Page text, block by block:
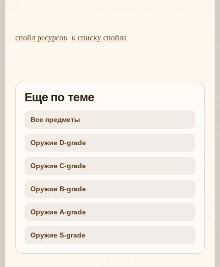
спойл ресурсов к списку спойла
Еще по теме
Все предметы
Оружие D-grade
Оружие C-grade
Оружие B-grade
Оружие A-grade
Оружие S-grade